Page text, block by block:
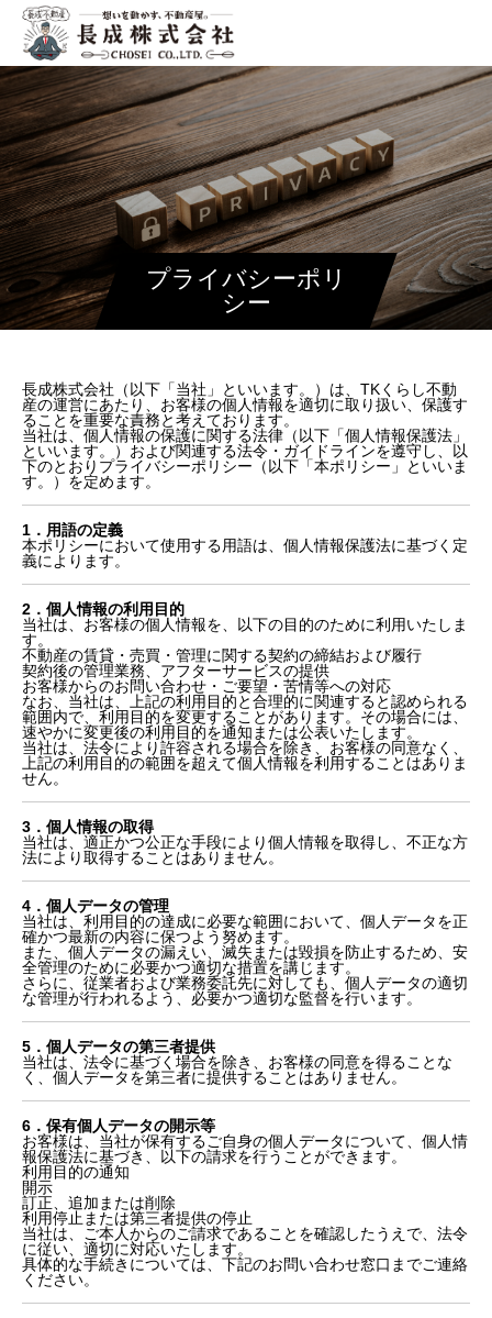
プライバシーポリ
シー
長成株式会社（以下「当社」といいます。）は、TKくらし不動
産の運営にあたり、お客様の個人情報を適切に取り扱い、保護す
ることを重要な責務と考えております。
当社は、個人情報の保護に関する法律（以下「個人情報保護法」
といいます。）および関連する法令・ガイドラインを遵守し、以
下のとおりプライバシーポリシー（以下「本ポリシー」といいま
す。）を定めます。
1．用語の定義
本ポリシーにおいて使用する用語は、個人情報保護法に基づく定
義によります。
2．個人情報の利用目的
当社は、お客様の個人情報を、以下の目的のために利用いたしま
す。
不動産の賃貸・売買・管理に関する契約の締結および履行
契約後の管理業務、アフターサービスの提供
お客様からのお問い合わせ・ご要望・苦情等への対応
なお、当社は、上記の利用目的と合理的に関連すると認められる
範囲内で、利用目的を変更することがあります。その場合には、
速やかに変更後の利用目的を通知または公表いたします。
当社は、法令により許容される場合を除き、お客様の同意なく、
上記の利用目的の範囲を超えて個人情報を利用することはありま
せん。
3．個人情報の取得
当社は、適正かつ公正な手段により個人情報を取得し、不正な方
法により取得することはありません。
4．個人データの管理
当社は、利用目的の達成に必要な範囲において、個人データを正
確かつ最新の内容に保つよう努めます。
また、個人データの漏えい、滅失または毀損を防止するため、安
全管理のために必要かつ適切な措置を講じます。
さらに、従業者および業務委託先に対しても、個人データの適切
な管理が行われるよう、必要かつ適切な監督を行います。
5．個人データの第三者提供
当社は、法令に基づく場合を除き、お客様の同意を得ることな
く、個人データを第三者に提供することはありません。
6．保有個人データの開示等
お客様は、当社が保有するご自身の個人データについて、個人情
報保護法に基づき、以下の請求を行うことができます。
利用目的の通知
開示
訂正、追加または削除
利用停止または第三者提供の停止
当社は、ご本人からのご請求であることを確認したうえで、法令
に従い、適切に対応いたします。
具体的な手続きについては、下記のお問い合わせ窓口までご連絡
ください。